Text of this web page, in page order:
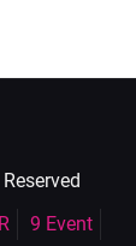
9 Event